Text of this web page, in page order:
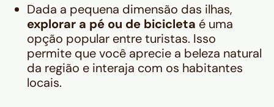
Dada a pequena dimensão das ilhas,
explorar a pé ou de bicicleta é uma
opção popular entre turistas. Isso
permite que você aprecie a beleza natural
da região e interaja com os habitantes
locais.